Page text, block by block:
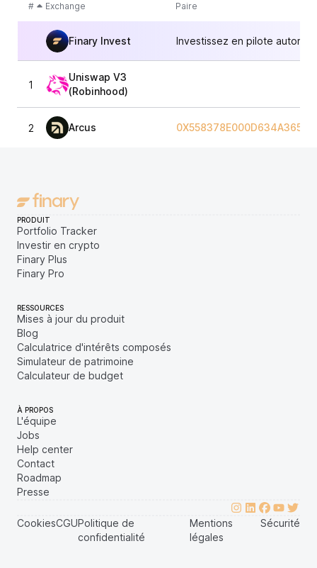
# Exchange Paire
Finary Invest Investissez en pilote
1
Uniswap V3
(Robinhood)
2 Arcus
PRODUIT
Portfolio Tracker
Investir en crypto
Finary Plus
Finary Pro
RESSOURCES
Mises à jour du produit
Blog
Calculatrice d'intérêts composés
Simulateur de patrimoine
Calculateur de budget
À PROPOS
L'équipe
Jobs
Help center
Contact
Roadmap
Presse
CookiesCGUPolitique de
confidentialité
Mentions
légales
Sécurité